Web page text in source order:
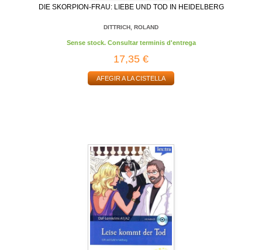
DIE SKORPION-FRAU: LIEBE UND TOD IN HEIDELBERG
DITTRICH, ROLAND
Sense stock. Consultar terminis d'entrega
17,35 €
AFEGIR A LA CISTELLA